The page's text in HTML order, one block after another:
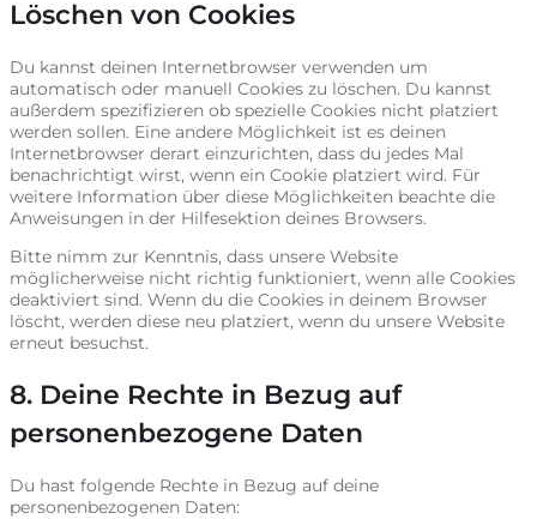
Löschen von Cookies
Du kannst deinen Internetbrowser verwenden um
automatisch oder manuell Cookies zu löschen. Du kannst
außerdem spezifizieren ob spezielle Cookies nicht platziert
werden sollen. Eine andere Möglichkeit ist es deinen
Internetbrowser derart einzurichten, dass du jedes Mal
benachrichtigt wirst, wenn ein Cookie platziert wird. Für
weitere Information über diese Möglichkeiten beachte die
Anweisungen in der Hilfesektion deines Browsers.
Bitte nimm zur Kenntnis, dass unsere Website
möglicherweise nicht richtig funktioniert, wenn alle Cookies
deaktiviert sind. Wenn du die Cookies in deinem Browser
löscht, werden diese neu platziert, wenn du unsere Website
erneut besuchst.
8. Deine Rechte in Bezug auf
personenbezogene Daten
Du hast folgende Rechte in Bezug auf deine
personenbezogenen Daten: